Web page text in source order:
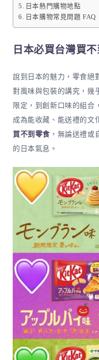
日本熱門購物地點
日本購物常見問題 FAQ
日本必買台灣買
說到日本的魅力，零食絕
對風味與包裝的講究，幾
限定，到創新口味的組合
成為能收藏、能送禮的文
買不到零食 ，無論送禮或
的日本氣息。